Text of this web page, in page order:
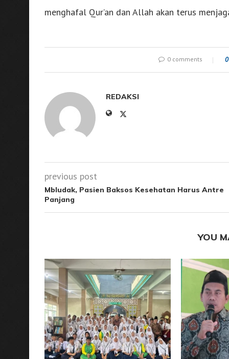
menghafal Qur’an dan Allah akan terus
0 comments 0
REDAKSI
previous post
Mbludak, Pasien Baksos Kesehatan Harus Antre
Panjang
YOU